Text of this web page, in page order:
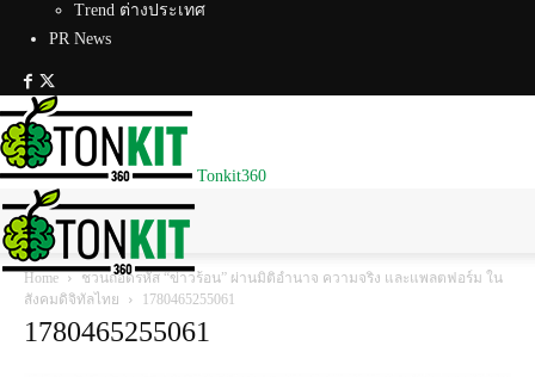
Trend ต่างประเทศ
PR News
Tonkit360
Home
ชวนถอดรหัส “ข่าวร้อน” ผ่านมิติอำนาจ ความจริง และแพลตฟอร์ม ใน
สังคมดิจิทัลไทย
1780465255061
1780465255061